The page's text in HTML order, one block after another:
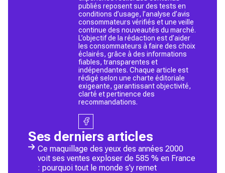
publiés reposent sur des tests en
conditions d’usage, l’analyse d’avis
consommateurs vérifiés et une veille
continue des nouveautés du marché.
L’objectif de la rédaction est d’aider
les consommateurs à faire des choix
éclairés, grâce à des informations
fiables, transparentes et
indépendantes. Chaque article est
rédigé selon une charte éditoriale
exigeante, garantissant objectivité,
clarté et pertinence des
recommandations.
Ses derniers articles
Ce maquillage des yeux des années 2000
voit ses ventes exploser de 585 % en France
: pourquoi tout le monde s’y remet